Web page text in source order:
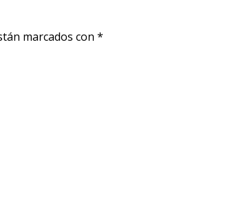
marcados con *